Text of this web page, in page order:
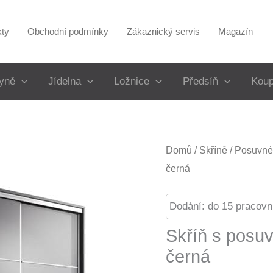
Obchodní podmínky Zákaznický servis Magazín
Jídelna Ložnice Předsíň
Domů / Skříně /
černá
Dodání: do 15
Skříň s
černá